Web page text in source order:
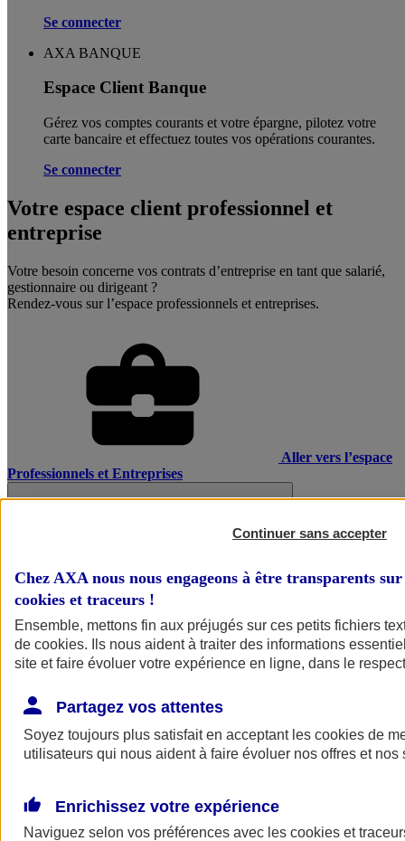
Se connecter
AXA BANQUE
Espace Client Banque
Gérez vos comptes courants et votre épargne, pilotez votre
carte bancaire et effectuez toutes vos opérations courantes.
Se connecter
Votre espace client professionnel et
entreprise
Votre besoin concerne vos contrats d’entreprise en tant que salarié,
gestionnaire ou dirigeant ?
Rendez-vous sur l’espace professionnels et entreprises.
Aller vers l’espace
Professionnels et Entreprises
Continuer sans accepter
Chez AXA nous nous engageons à être transparents
cookies et traceurs !
Ensemble, mettons fin aux préjugés sur ces petits fichiers
de cookies. Ils nous aident à traiter des informations
site et faire évoluer votre expérience en ligne, dans le
Partagez vos attentes
Soyez toujours plus satisfait en acceptant les cookies de
utilisateurs qui nous aident à faire évoluer nos offres et nos
Enrichissez votre expérience
Naviguez selon vos préférences avec les cookies et